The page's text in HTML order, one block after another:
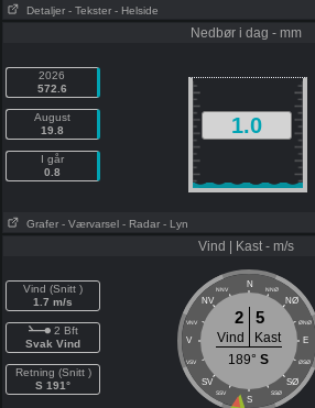
Detaljer - Tekster - Helside
Nedbør i dag - mm
2026
572.6
August
19.8
I går
0.8
1.0
Grafer - Værvarsel - Radar - Lyn
Vind | Kast - m/s
Vind (Snitt )
1.7 m/s
2 Bft
Svak Vind
Retning (Snitt )
S 191°
N
NNV NNØ
NV NØ
VNV ØNØ
V E
VSV ØSØ
SV SØ
SSV SSØ
S
2 5
Vind
Kast
189°S